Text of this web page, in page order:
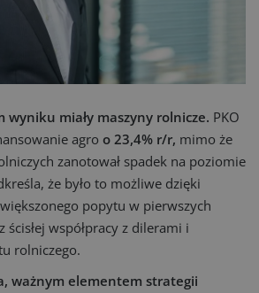
wyniku miały maszyny rolnicze. PKO
agro o 23,4% r/r, mimo że
zanotował spadek na poziomie
że było to możliwe dzięki
popytu w pierwszych
ścisłej współpracy z dilerami i
rolniczego.
ważnym elementem strategii